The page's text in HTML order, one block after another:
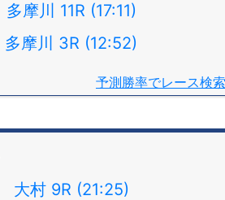
多摩川 11R (17:11)
多摩川 3R (12:52)
予測勝率でレース検索
大村 9R (21:25)